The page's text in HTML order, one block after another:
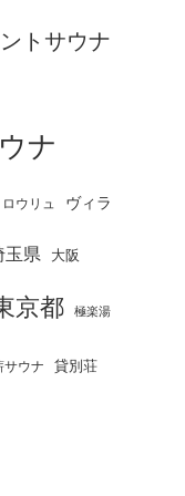
トサウナ
ナ
ロウリュ ヴィラ
玉県 大阪
京都 極楽湯
サウナ 貸別荘